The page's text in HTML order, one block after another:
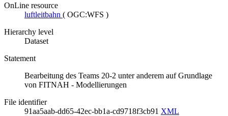
OnLine resource
luftleitbahn ( OGC:WFS )
Hierarchy level
Dataset
Statement
Bearbeitung des Teams 20-2 unter anderem auf Grundlage
von FITNAH - Modellierungen
File identifier
91aa5aab-dd65-42ec-bb1a-cd9718f3cb91 XML